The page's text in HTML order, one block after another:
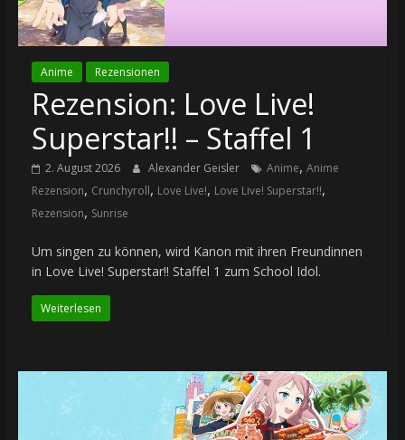
Anime Rezensionen
Rezension: Love Live!
Superstar!! – Staffel 1
2. August 2026 Alexander Geisler Anime, Anime
Rezension, Crunchyroll, Love Live!, Love Live! Superstar!!,
Rezension, Sunrise
Um singen zu können, wird Kanon mit ihren Freundinnen
in Love Live! Superstar!! Staffel 1 zum School Idol.
Weiterlesen